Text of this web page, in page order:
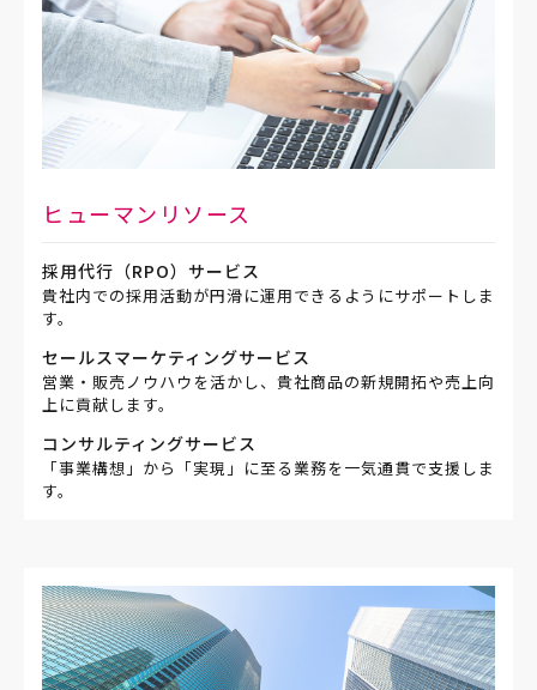
ヒューマンリソース
採用代行（RPO）サービス
貴社内での採用活動が円滑に運用できるようにサポートしま
す。
セールスマーケティングサービス
営業・販売ノウハウを活かし、貴社商品の新規開拓や売上向
上に貢献します。
コンサルティングサービス
「事業構想」から「実現」に至る業務を一気通貫で支援しま
す。